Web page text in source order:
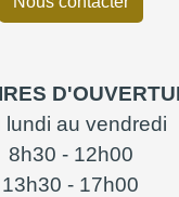
lundi au vendredi
8h30 - 12h00
13h30 - 17h00